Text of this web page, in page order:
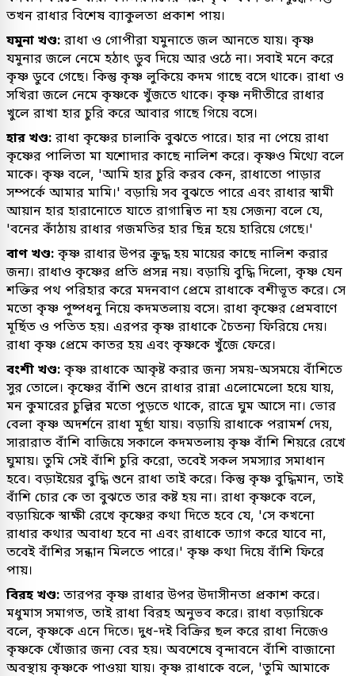
তখন রাধার বিশেষ ব্যাকুলতা প্রকাশ পায়।
যমুনা খণ্ড: রাধা ও গোপীরা যমুনাতে জল আনতে যায়। কৃষ্ণ
যমুনার জলে নেমে হঠাৎ ডুব দিয়ে আর ওঠে না। সবাই মনে করে
কৃষ্ণ ডুবে গেছে। কিন্তু কৃষ্ণ লুকিয়ে কদম গাছে বসে থাকে। রাধা ও
সখিরা জলে নেমে কৃষ্ণকে খুঁজতে থাকে। কৃষ্ণ নদীতীরে রাধার
খুলে রাখা হার চুরি করে আবার গাছে গিয়ে বসে।
হার খণ্ড: রাধা কৃষ্ণের চালাকি বুঝতে পারে। হার না পেয়ে রাধা
কৃষ্ণের পালিতা মা যশোদার কাছে নালিশ করে। কৃষ্ণও মিথ্যে বলে
মাকে। কৃষ্ণ বলে, 'আমি হার চুরি করব কেন, রাধাতো পাড়ার
সম্পর্কে আমার মামি।' বড়ায়ি সব বুঝতে পারে এবং রাধার স্বামী
আয়ান হার হারানোতে যাতে রাগান্বিত না হয় সেজন্য বলে যে,
'বনের কাঁঠায় রাধার গজমতির হার ছিন্ন হয়ে হারিয়ে গেছে।'
বাণ খণ্ড: কৃষ্ণ রাধার উপর ক্রুদ্ধ হয় মায়ের কাছে নালিশ করার
জন্য। রাধাও কৃষ্ণের প্রতি প্রসন্ন নয়। বড়ায়ি বুদ্ধি দিলো, কৃষ্ণ যেন
শক্তির পথ পরিহার করে মদনবাণ প্রেমে রাধাকে বশীভূত করে। সে
মতো কৃষ্ণ পুষ্পধনু নিয়ে কদমতলায় বসে। রাধা কৃষ্ণের প্রেমবাণে
মূর্ছিত ও পতিত হয়। এরপর কৃষ্ণ রাধাকে চৈতন্য ফিরিয়ে দেয়।
রাধা কৃষ্ণ প্রেমে কাতর হয় এবং কৃষ্ণকে খুঁজে ফেরে।
বংশী খণ্ড: কৃষ্ণ রাধাকে আকৃষ্ট করার জন্য সময়-অসময়ে বাঁশিতে
সুর তোলে। কৃষ্ণের বাঁশি শুনে রাধার রান্না এলোমেলো হয়ে যায়,
মন কুমারের চুল্লির মতো পুড়তে থাকে, রাত্রে ঘুম আসে না। ভোর
বেলা কৃষ্ণ অদর্শনে রাধা মূর্ছা যায়। বড়ায়ি রাধাকে পরামর্শ দেয়,
সারারাত বাঁশি বাজিয়ে সকালে কদমতলায় কৃষ্ণ বাঁশি শিয়রে রেখে
ঘুমায়। তুমি সেই বাঁশি চুরি করো, তবেই সকল সমস্যার সমাধান
হবে। বড়াইয়ের বুদ্ধি শুনে রাধা তাই করে। কিন্তু কৃষ্ণ বুদ্ধিমান, তাই
বাঁশি চোর কে তা বুঝতে তার কষ্ট হয় না। রাধা কৃষ্ণকে বলে,
বড়ায়িকে স্বাক্ষী রেখে কৃষ্ণের কথা দিতে হবে যে, 'সে কখনো
রাধার কথার অবাধ্য হবে না এবং রাধাকে ত্যাগ করে যাবে না,
তবেই বাঁশির সন্ধান মিলতে পারে।' কৃষ্ণ কথা দিয়ে বাঁশি ফিরে
পায়।
বিরহ খণ্ড: তারপর কৃষ্ণ রাধার উপর উদাসীনতা প্রকাশ করে।
মধুমাস সমাগত, তাই রাধা বিরহ অনুভব করে। রাধা বড়ায়িকে
বলে, কৃষ্ণকে এনে দিতে। দুধ-দই বিক্রির ছল করে রাধা নিজেও
কৃষ্ণকে খোঁজার জন্য বের হয়। অবশেষে বৃন্দাবনে বাঁশি বাজানো
অবস্থায় কৃষ্ণকে পাওয়া যায়। কৃষ্ণ রাধাকে বলে, 'তুমি আমাকে